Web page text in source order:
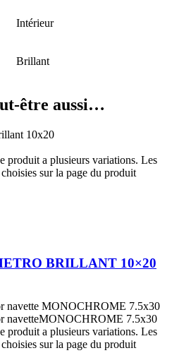
Intérieur
Brillant
être aussi…
produit a plusieurs variations. Les
sur la page du produit
BRILLANT 10×20
produit a plusieurs variations. Les
sur la page du produit